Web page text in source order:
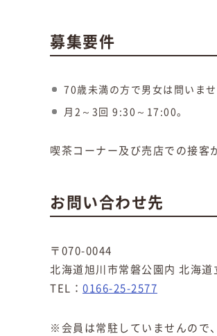
募集要件
70歳未満の方で男女は問いま
月2～3回 9:30～17:00。
喫茶コーナー及び売店での接客
お問い合わせ先
〒070-0044
北海道旭川市常磐公園内 北海
TEL： 0166-25-2577
※会員は常駐していませんので